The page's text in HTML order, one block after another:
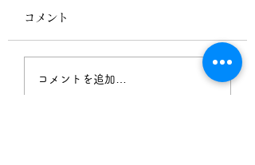
ミニ体験シリーズの1回
コメント
コメントを追加…